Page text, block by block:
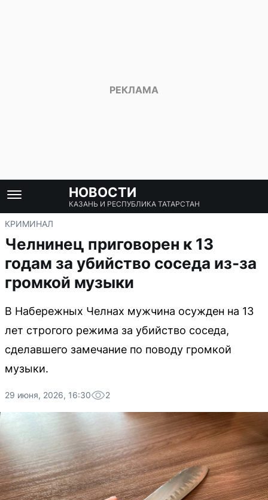
НОВОСТИ
КАЗАНЬ И РЕСПУБЛИКА ТАТАРСТАН
КРИМИНАЛ
Челнинец приговорен к 13
годам за убийство соседа из-за
громкой музыки
В Набережных Челнах мужчина осужден на 13
лет строгого режима за убийство соседа,
сделавшего замечание по поводу громкой
музыки.
29 июня, 2026, 16:30 2